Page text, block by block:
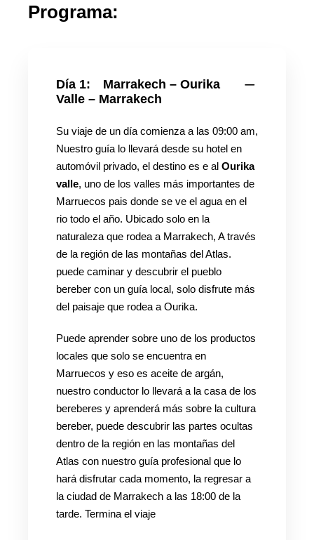
Programa:
Día 1:
Marrakech – Ourika
Valle – Marrakech
Su viaje de un día comienza a las 09:00 am,
Nuestro guía lo llevará desde su hotel en
automóvil privado, el destino es e al Ourika
valle, uno de los valles más importantes de
Marruecos pais donde se ve el agua en el
rio todo el año. Ubicado solo en la
naturaleza que rodea a Marrakech, A través
de la región de las montañas del Atlas.
puede caminar y descubrir el pueblo
bereber con un guía local, solo disfrute más
del paisaje que rodea a Ourika.
Puede aprender sobre uno de los productos
locales que solo se encuentra en
Marruecos y eso es aceite de argán,
nuestro conductor lo llevará a la casa de los
bereberes y aprenderá más sobre la cultura
bereber, puede descubrir las partes ocultas
dentro de la región en las montañas del
Atlas con nuestro guía profesional que lo
hará disfrutar cada momento, la regresar a
la ciudad de Marrakech a las 18:00 de la
tarde. Termina el viaje